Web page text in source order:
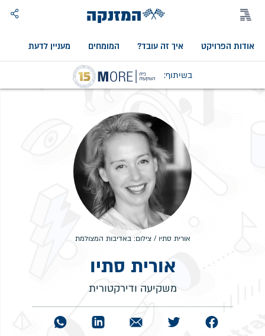
המזנקה
אודות הפרויקט איך זה עובד? המומחים מעניין לדעת
בשיתוף:
אורית סתיו / צילום: באדיבות המצולמת
אורית סתיו
משקיעה ודירקטורית